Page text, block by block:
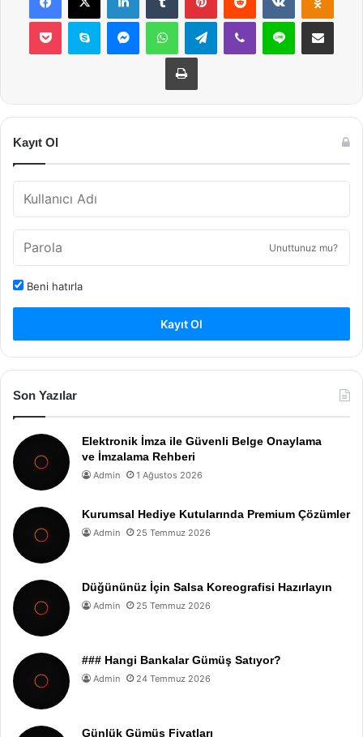
Pocket Skype MessengerWhatsAppTelegramViber Line E-Posta ile
Yazdır
Kayıt Ol
Unuttunuz mu?
Beni hatırla
Kayıt Ol
Son Yazılar
Elektronik İmza ile Güvenli Belge Onaylama
ve İmzalama Rehberi
Admin 1 Ağustos 2026
Kurumsal Hediye Kutularında Premium Çözümler
Admin 25 Temmuz 2026
Düğününüz İçin Salsa Koreografisi Hazırlayın
Admin 25 Temmuz 2026
### Hangi Bankalar Gümüş Satıyor?
Admin 24 Temmuz 2026
Günlük Gümüş Fiyatları